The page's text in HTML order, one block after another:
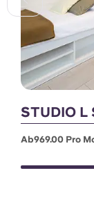
STUDIO L
Ab969.00 Pro